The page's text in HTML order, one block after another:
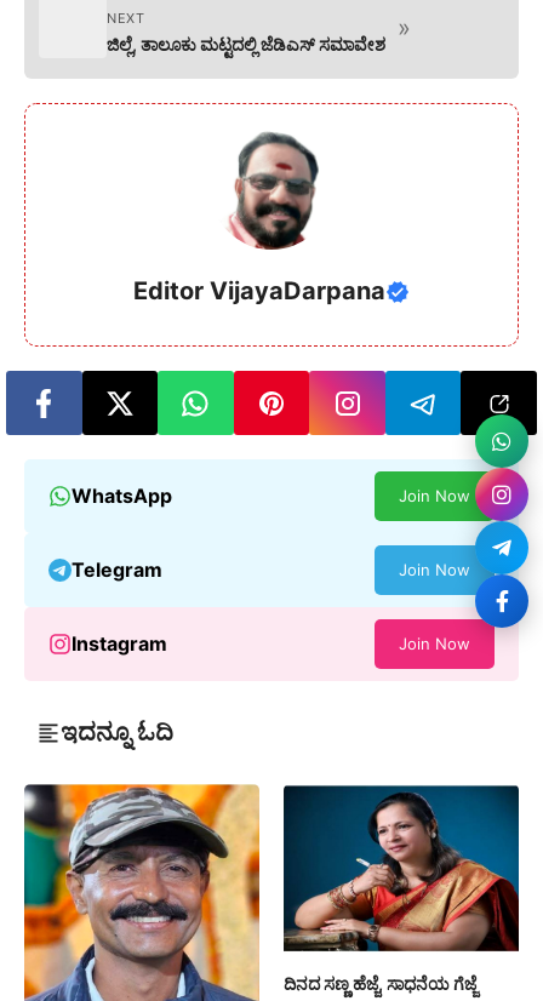
NEXT
ಜಿಲ್ಲೆ, ತಾಲೂಕು ಮಟ್ಟದಲ್ಲಿ ಜೆಡಿಎಸ್ ಸಮಾವೇಶ
»
Editor VijayaDarpana
WhatsApp Join Now
Telegram Join Now
Instagram Join Now
ಇದನ್ನೂ ಓದಿ
ದಿನದ ಸಣ್ಣ ಹೆಜ್ಜೆ, ಸಾಧನೆಯ ಗೆಜ್ಜೆ